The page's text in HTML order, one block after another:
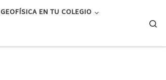
GEOFÍSICA EN TU COLEGIO